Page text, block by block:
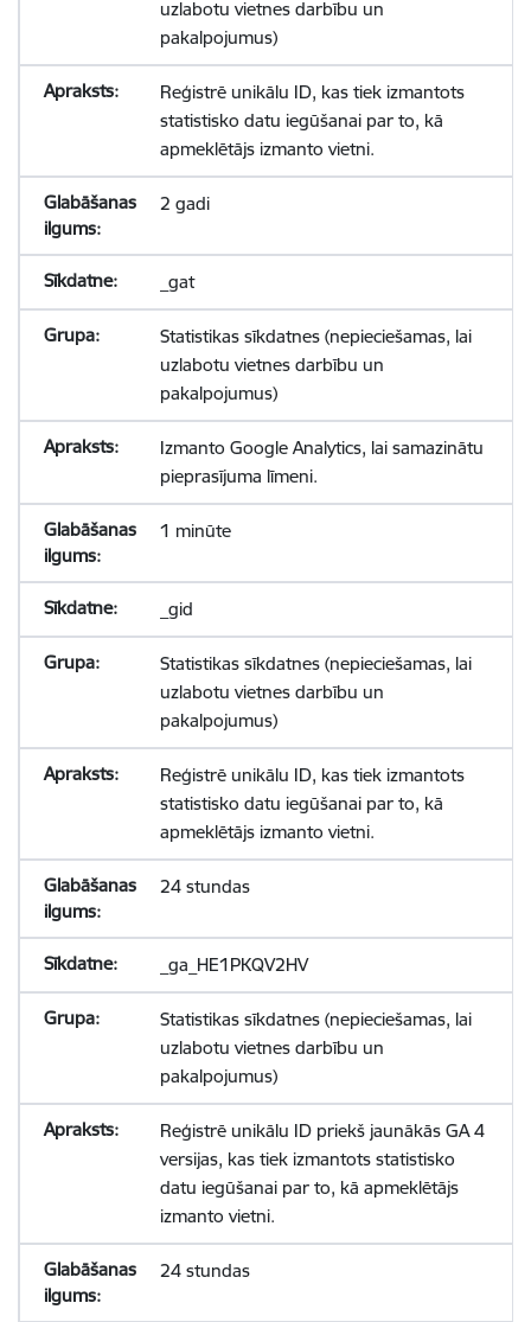
uzlabotu vietnes darbību un
pakalpojumus)
Reģistrē unikālu ID, kas tiek izmantots
statistisko datu iegūšanai par to, kā
apmeklētājs izmanto vietni.
2 gadi
_gat
Statistikas sīkdatnes (nepieciešamas, lai
uzlabotu vietnes darbību un
pakalpojumus)
Izmanto Google Analytics, lai samazinātu
pieprasījuma līmeni.
1 minūte
_gid
Statistikas sīkdatnes (nepieciešamas, lai
uzlabotu vietnes darbību un
pakalpojumus)
Reģistrē unikālu ID, kas tiek izmantots
statistisko datu iegūšanai par to, kā
apmeklētājs izmanto vietni.
24 stundas
_ga_HE1PKQV2HV
Statistikas sīkdatnes (nepieciešamas, lai
uzlabotu vietnes darbību un
pakalpojumus)
Reģistrē unikālu ID priekš jaunākās GA 4
versijas, kas tiek izmantots statistisko
datu iegūšanai par to, kā apmeklētājs
izmanto vietni.
24 stundas